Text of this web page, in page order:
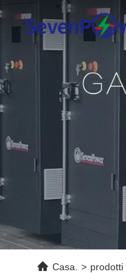
Casa. > prodotti